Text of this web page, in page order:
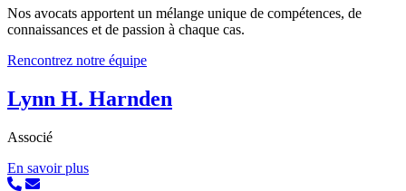
Nos avocats apportent un mélange unique de compétences, de
connaissances et de passion à chaque cas.
Rencontrez notre équipe
Lynn H. Harnden
Associé
En savoir plus